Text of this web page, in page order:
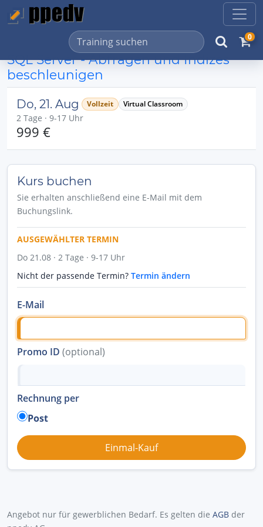
0
SQL Server - Abfragen und Indizes
beschleunigen
Do, 21. Aug Vollzeit Virtual Classroom
2 Tage · 9-17 Uhr
999 €
Kurs buchen
Sie erhalten anschließend eine E-Mail mit dem
Buchungslink.
AUSGEWÄHLTER TERMIN
Do 21.08 · 2 Tage · 9-17 Uhr
Nicht der passende Termin? Termin ändern
E-Mail
Promo ID (optional)
Rechnung per
Post
Angebot nur für gewerblichen Bedarf. Es gelten die AGB der